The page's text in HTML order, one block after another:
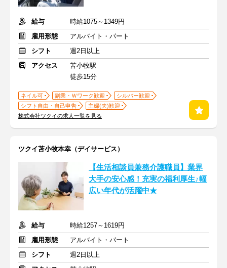
給与
時給1075～1349円
雇用形態
アルバイト・パート
シフト
週2日以上
アクセス
苫小牧駅
徒歩15分
ネイル可 副業・Ｗワーク歓迎
シルバー歓迎
シフト自由・自己申告
主婦(夫)歓迎
株式会社ツクイの求人一覧を見る
ツクイ苫小牧本幸（デイサービス）
【生活相談員兼務介護職員】業界
大手の安心感！充実の福利厚生♪幅
広い年代が活躍中★
給与
時給1257～1619円
雇用形態
アルバイト・パート
シフト
週2日以上